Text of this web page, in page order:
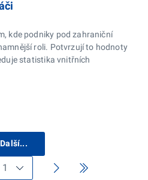
kde podniky pod zahraniční
roli. Potvrzují to hodnoty
statistika vnitřních
Další...